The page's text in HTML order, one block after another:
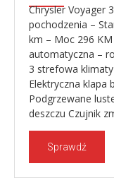
Chrysler Voyager
pochodzenia –
km – Moc 296
automatyczna –
3 strefowa
Elektryczna klapa
Podgrzewane
deszczu Czujnik
Sprawdź